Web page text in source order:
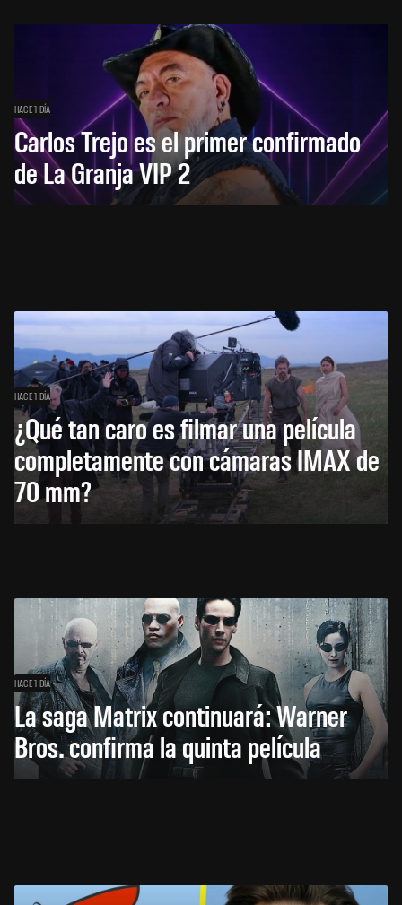
HACE 1 DÍA
Carlos Trejo es el primer confirmado
de La Granja VIP 2
HACE 1 DÍA
¿Qué tan caro es filmar una película
completamente con cámaras IMAX de
70 mm?
HACE 1 DÍA
La saga Matrix continuará: Warner
Bros. confirma la quinta película